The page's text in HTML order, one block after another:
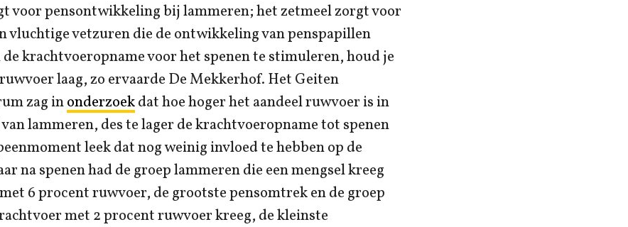
voor pensontwikkeling bij lammeren; het zetmeel zorgt voor
vluchtige vetzuren die de ontwikkeling van penspapillen
krachtvoeropname voor het spenen te stimuleren, houd je
laag, zo ervaarde De Mekkerhof. Het Geiten
zag inonderzoekdat hoe hoger het aandeel ruwvoer is in
lammeren, des te lager de krachtvoeropname tot spenen
leek dat nog weinig invloed te hebben op de
na spenen had de groep lammeren die een mengsel kreeg
6 procent ruwvoer, de grootste pensomtrek en de groep
met 2 procent ruwvoer kreeg, de kleinste